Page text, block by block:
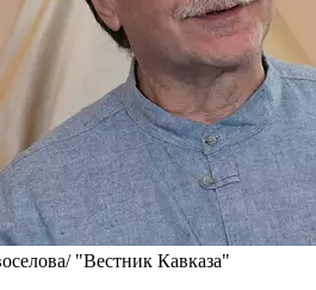
"Вестник Кавказа"